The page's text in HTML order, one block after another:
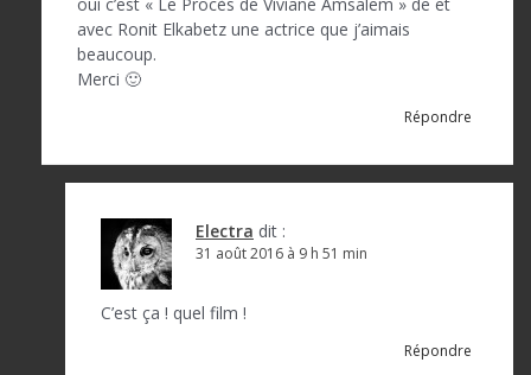
avec Ronit Elkabetz une actrice que j’aimais
beaucoup.
Merci 🙂
Répondre
Electra dit :
31 août 2016 à 9 h 51 min
C’est ça ! quel film !
Répondre